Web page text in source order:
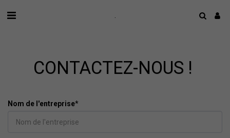
CONTACTEZ-NOUS !
Nom de l'entreprise*